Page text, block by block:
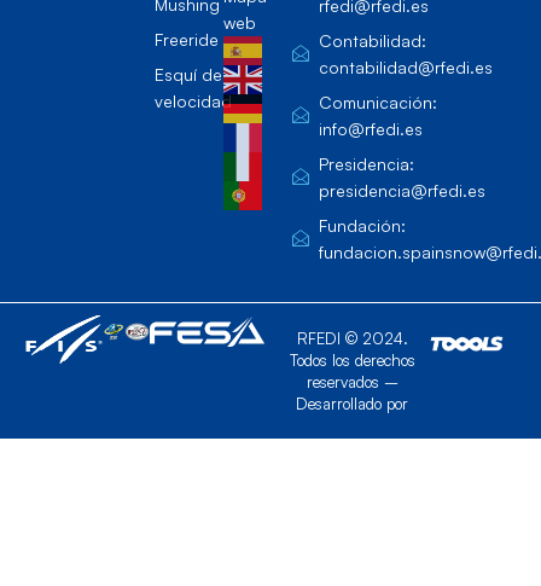
Freeride
Esquí de
velocidad
web
rfedi@rfedi.es
Contabilidad:
contabilidad@rfedi.es
Comunicación:
info@rfedi.es
Presidencia:
presidencia@rfedi.es
Fundación:
RFEDI © 2024.
Todos los derechos
reservados –
Desarrollado por